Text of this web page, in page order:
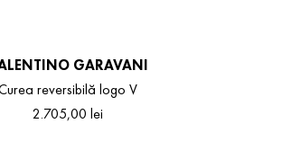
GARAVANI
reversibilă logo V
2.705,00 lei